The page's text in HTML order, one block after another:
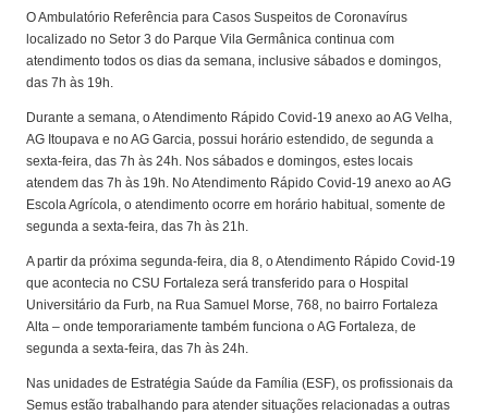
O Ambulatório Referência para Casos Suspeitos de Coronavírus
localizado no Setor 3 do Parque Vila Germânica continua com
atendimento todos os dias da semana, inclusive sábados e domingos,
das 7h às 19h.
Durante a semana, o Atendimento Rápido Covid-19 anexo ao AG Velha,
AG Itoupava e no AG Garcia, possui horário estendido, de segunda a
sexta-feira, das 7h às 24h. Nos sábados e domingos, estes locais
atendem das 7h às 19h. No Atendimento Rápido Covid-19 anexo ao AG
Escola Agrícola, o atendimento ocorre em horário habitual, somente de
segunda a sexta-feira, das 7h às 21h.
A partir da próxima segunda-feira, dia 8, o Atendimento Rápido Covid-19
que acontecia no CSU Fortaleza será transferido para o Hospital
Universitário da Furb, na Rua Samuel Morse, 768, no bairro Fortaleza
Alta – onde temporariamente também funciona o AG Fortaleza, de
segunda a sexta-feira, das 7h às 24h.
Nas unidades de Estratégia Saúde da Família (ESF), os profissionais da
Semus estão trabalhando para atender situações relacionadas a outras